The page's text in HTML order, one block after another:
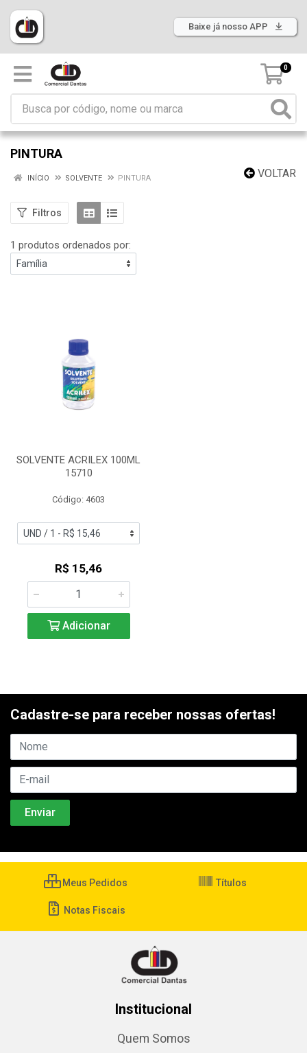
Baixe já nosso APP
0
PINTURA
VOLTAR
INÍCIO SOLVENTE PINTURA
Filtros
1 produtos ordenados por:
SOLVENTE ACRILEX 100ML
15710
Código: 4603
R$ 15,46
Adicionar
Cadastre-se para receber nossas ofertas!
Meus Pedidos Títulos
Notas Fiscais
Institucional
Quem Somos